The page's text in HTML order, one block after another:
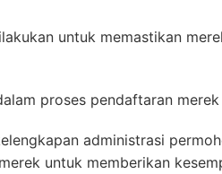
untuk memastikan
proses pendaftaran
administrasi
untuk memberikan